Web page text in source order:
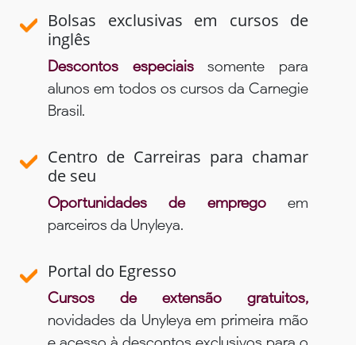
Bolsas exclusivas em cursos de
inglês
Descontos especiaissomente para
alunos em todos os cursos da Carnegie
Brasil.
Centro de Carreiras para chamar
de seu
Oportunidades de empregoem
parceiros da Unyleya.
Portal do Egresso
Cursos de extensão gratuitos,
novidades da Unyleya em primeira mão